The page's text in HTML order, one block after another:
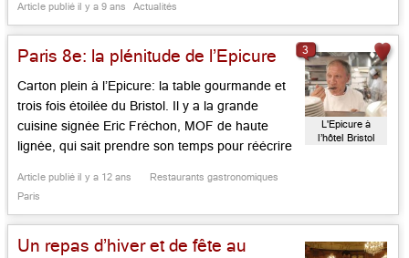
d’un groupe anglais, ce beau château XIXe avec
ses prestations gourmandes aurait mené un
[…]...
Article publié il y a 9 ans Actualités
Paris 8e: la plénitude de l’Epicure
Carton plein à l’Epicure: la table gourmande et
trois fois étoilée du Bristol. Il y a la grande
cuisine signée Eric Fréchon, MOF de haute
lignée, qui sait prendre son temps pour réécrire
sous la houlette de Frédéric Kaiser, qui pratique
Article publié il y a 12 ans
Restaurants gastronomiques
Paris
L'Epicure à
l’hôtel Bristol
3
Un repas d’hiver et de fête au